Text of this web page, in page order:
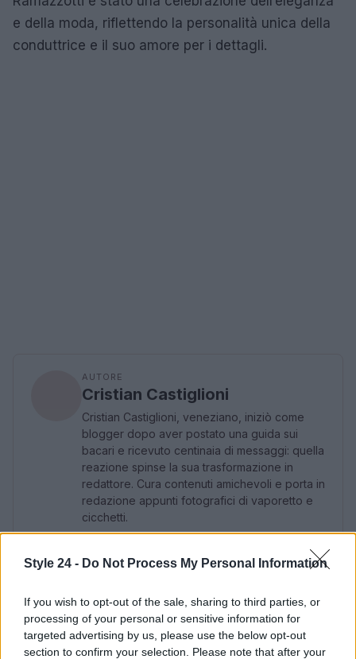
Style 24 - Do Not Process My Personal Information
If you wish to opt-out of the sale, sharing to third parties, or
processing of your personal or sensitive information for
targeted advertising by us, please use the below opt-out
section to confirm your selection. Please note that after your
e della moda, riflettendo la personalità unica della
conduttrice e il suo amore per i dettagli.
AUTORE
Cristian Castiglioni
Cristian Castiglioni, veneziano, iniziò come
blogger dopo aver postato una guida sui
bacari e ricevuto centinaia di messaggi: quella
reazione spinse la sua trasformazione in
redattore. Cura contenuti amichevoli e porta in
redazione appunti fotografici di vaporetto e
cicchetti.